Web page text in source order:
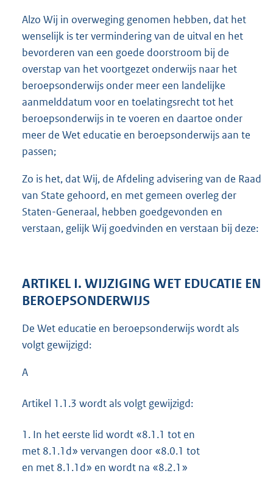
Alzo Wij in overweging genomen hebben, dat het
wenselijk is ter vermindering van de uitval en het
bevorderen van een goede doorstroom bij de
overstap van het voortgezet onderwijs naar het
beroepsonderwijs onder meer een landelijke
aanmelddatum voor en toelatingsrecht tot het
beroepsonderwijs in te voeren en daartoe onder
meer de Wet educatie en beroepsonderwijs aan te
passen;
Zo is het, dat Wij, de Afdeling advisering van de Raad
van State gehoord, en met gemeen overleg der
Staten-Generaal, hebben goedgevonden en
verstaan, gelijk Wij goedvinden en verstaan bij deze:
ARTIKEL I. WIJZIGING WET EDUCATIE EN
BEROEPSONDERWIJS
De Wet educatie en beroepsonderwijs wordt als
volgt gewijzigd:
A
Artikel 1.1.3 wordt als volgt gewijzigd:
1. In het eerste lid wordt «8.1.1 tot en
met 8.1.1d» vervangen door «8.0.1 tot
en met 8.1.1d» en wordt na «8.2.1»